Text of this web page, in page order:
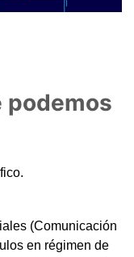
podemos
(Comunicación
en régimen de